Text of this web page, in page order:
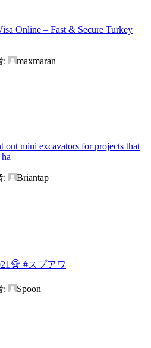
Online – Fast & Secure Turkey
: maxmaran
out mini excavators for projects that
: Briantap
#スプアワ
: Spoon